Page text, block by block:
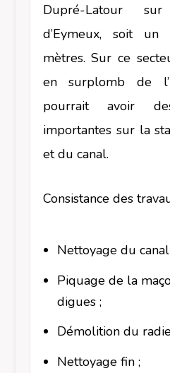
Dupré-Latour
d’Eymeux, soit
mètres. Sur ce
en surplomb de
pourrait avoir
importantes sur la
et du canal.
Consistance des
Nettoyage du
Piquage de la
digues ;
Démolition du
Nettoyage fin ;